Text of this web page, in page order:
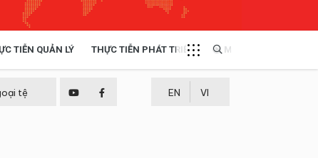
TIỄN QUẢN LÝ THỰC TIỄN PHÁT TRIỂN MULTIMEDIA
tệ EN VI